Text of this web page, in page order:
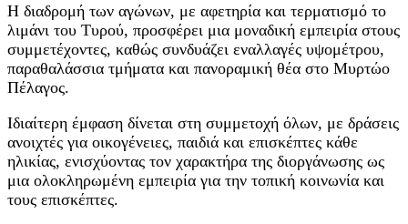
Η διαδρομή των αγώνων, με αφετηρία και τερματισμό το
λιμάνι του Τυρού, προσφέρει μια μοναδική εμπειρία στους
συμμετέχοντες, καθώς συνδυάζει εναλλαγές υψομέτρου,
παραθαλάσσια τμήματα και πανοραμική θέα στο Μυρτώο
Πέλαγος.
Ιδιαίτερη έμφαση δίνεται στη συμμετοχή όλων, με δράσεις
ανοιχτές για οικογένειες, παιδιά και επισκέπτες κάθε
ηλικίας, ενισχύοντας τον χαρακτήρα της διοργάνωσης ως
μια ολοκληρωμένη εμπειρία για την τοπική κοινωνία και
τους επισκέπτες.